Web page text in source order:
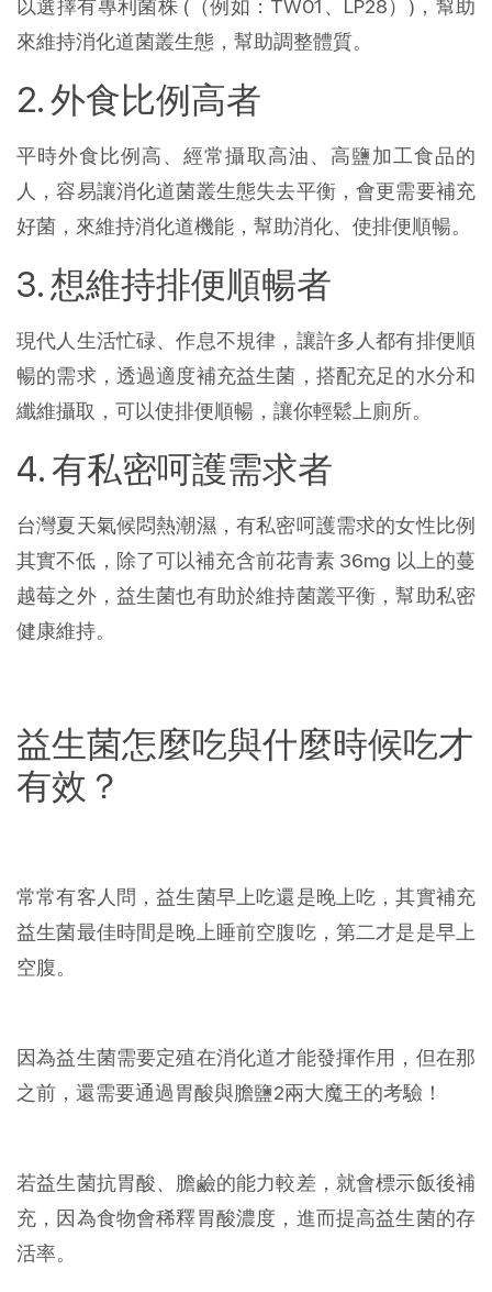
以選擇有專利菌株 (（例如：TW01、LP28）)，幫助
來維持消化道菌叢生態，幫助調整體質。
2. 外食比例高者
平時外食比例高、經常攝取高油、高鹽加工食品的
人，容易讓消化道菌叢生態失去平衡，會更需要補充
好菌，來維持消化道機能，幫助消化、使排便順暢。
3. 想維持排便順暢者
現代人生活忙碌、作息不規律，讓許多人都有排便順
暢的需求，透過適度補充益生菌，搭配充足的水分和
纖維攝取，可以使排便順暢，讓你輕鬆上廁所。
4. 有私密呵護需求者
台灣夏天氣候悶熱潮濕，有私密呵護需求的女性比例
其實不低，除了可以補充含前花青素 36mg 以上的蔓
越莓之外，益生菌也有助於維持菌叢平衡，幫助私密
健康維持。
益生菌怎麼吃與什麼時候吃才
有效？
常常有客人問，益生菌早上吃還是晚上吃，其實補充
益生菌最佳時間是晚上睡前空腹吃，第二才是是早上
空腹。
因為益生菌需要定殖在消化道才能發揮作用，但在那
之前，還需要通過胃酸與膽鹽2兩大魔王的考驗！
若益生菌抗胃酸、膽鹼的能力較差，就會標示飯後補
充，因為食物會稀釋胃酸濃度，進而提高益生菌的存
活率。